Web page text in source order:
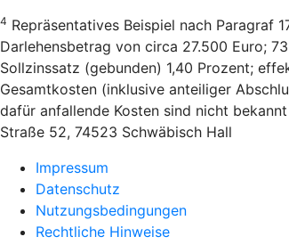
4 Repräsentatives Beispiel nach Paragraf
Darlehensbetrag von circa 27.500 Euro;
Sollzinssatz (gebunden) 1,40 Prozent;
Gesamtkosten (inklusive anteiliger
dafür anfallende Kosten sind nicht
Straße 52, 74523 Schwäbisch Hall
Impressum
Datenschutz
Nutzungsbedingungen
Rechtliche Hinweise